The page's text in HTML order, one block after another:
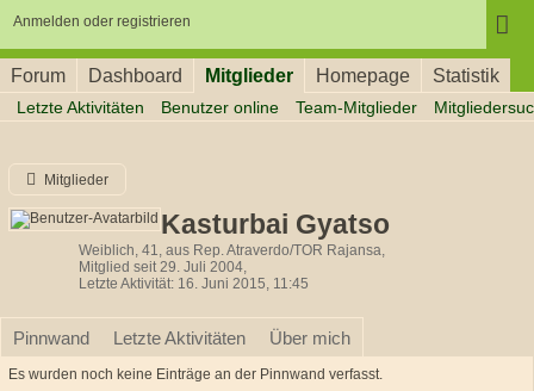
Anmelden oder registrieren
Forum Dashboard Mitglieder Homepage Statistik
Letzte Aktivitäten Benutzer online Team-Mitglieder
Mitglieder
Kasturbai Gyatso
Weiblich 41
aus Rep. Atraverdo/TOR Rajansa
Mitglied seit 29. Juli 2004
Letzte Aktivität 16. Juni 2015, 11:45
Pinnwand Letzte Aktivitäten Über mich
Es wurden noch keine Einträge an der Pinnwand verfasst.